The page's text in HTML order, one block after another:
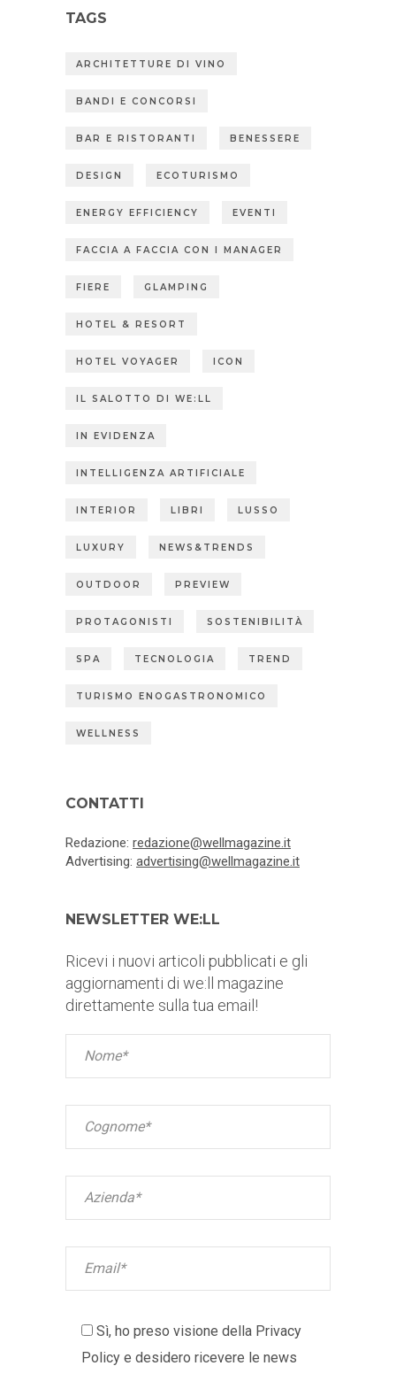
TAGS
ARCHITETTURE DI VINO
BANDI E CONCORSI
BAR E RISTORANTI BENESSERE
DESIGN ECOTURISMO
ENERGY EFFICIENCY EVENTI
FACCIA A FACCIA CON I MANAGER
FIERE GLAMPING
HOTEL & RESORT
HOTEL VOYAGER ICON
IL SALOTTO DI WE:LL
IN EVIDENZA
INTELLIGENZA ARTIFICIALE
INTERIOR LIBRI LUSSO
LUXURY NEWS&TRENDS
OUTDOOR PREVIEW
PROTAGONISTI SOSTENIBILITÀ
SPA TECNOLOGIA TREND
TURISMO ENOGASTRONOMICO
WELLNESS
CONTATTI
Redazione: redazione@wellmagazine.it
Advertising: advertising@wellmagazine.it
NEWSLETTER WE:LL
Ricevi i nuovi articoli pubblicati e gli
aggiornamenti di we:ll magazine
direttamente sulla tua email!
Sì, ho preso visione della Privacy
Policy e desidero ricevere le news